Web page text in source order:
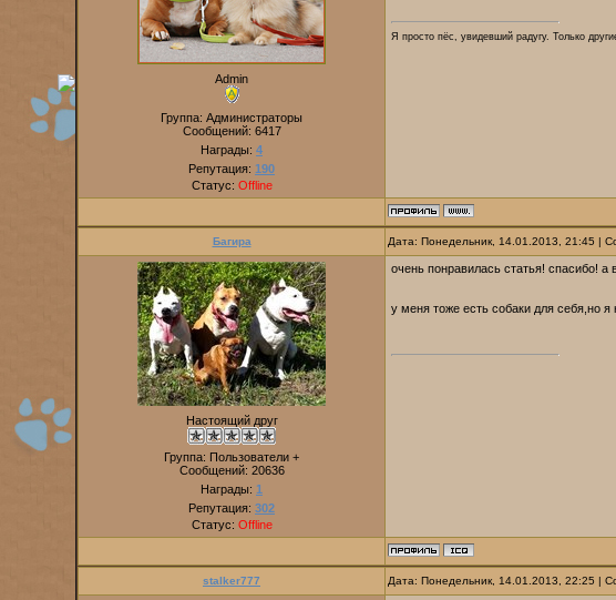
Admin
Группа: Администраторы
Сообщений: 6417
Награды: 4
Репутация: 190
Статус: Offline
Я просто пёс, увидевший радугу. Только
Багира Дата: Понедельник, 14.01.2013, 21:45 |
Настоящий друг
Группа: Пользователи +
Сообщений: 20636
Награды: 1
Репутация: 302
Статус: Offline
очень понравилась статья! спасибо!
у меня тоже есть собаки для себя,но я
stalker777 Дата: Понедельник, 14.01.2013, 22:25 |